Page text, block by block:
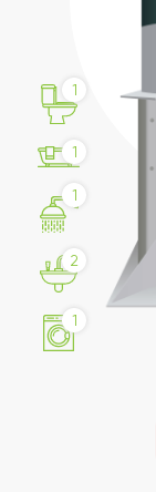
1
1
1
2
1